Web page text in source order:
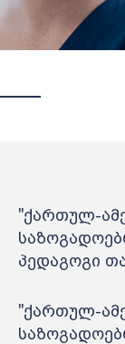
"ქართულ-
პედაგოგი
"ქართულ-